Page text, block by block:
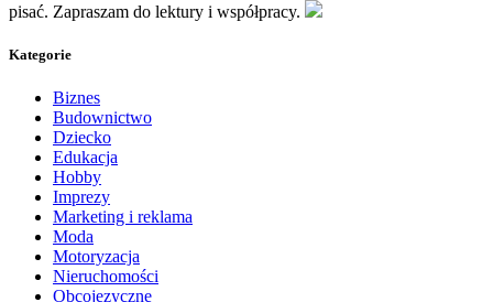
pisać. Zapraszam do lektury i współpracy.
Kategorie
Biznes
Budownictwo
Dziecko
Edukacja
Hobby
Imprezy
Marketing i reklama
Moda
Motoryzacja
Nieruchomości
Obcojęzyczne